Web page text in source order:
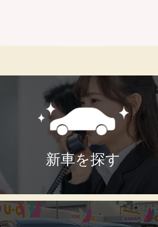
新車を探す